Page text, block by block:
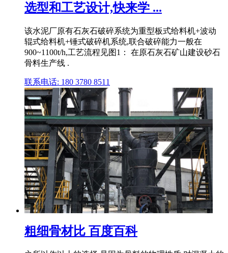
选型和工艺设计,快来学 ...
该水泥厂原有石灰石破碎系统为重型板式给料机+波动
辊式给料机+锤式破碎机系统,联合破碎能力一般在
900~1100t/h,工艺流程见图1： 在原石灰石矿山建设砂石
骨料生产线 .
联系电话: 180 3780 8511
粗细骨材比 百度百科